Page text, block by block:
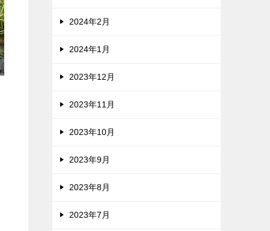
2024年2月
2024年1月
2023年12月
2023年11月
2023年10月
2023年9月
2023年8月
2023年7月